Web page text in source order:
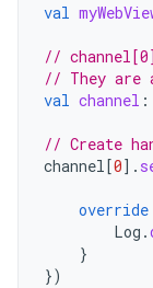
val
//
// They are
val channel :
// Create
channel[0] .
override
Log .
}
})